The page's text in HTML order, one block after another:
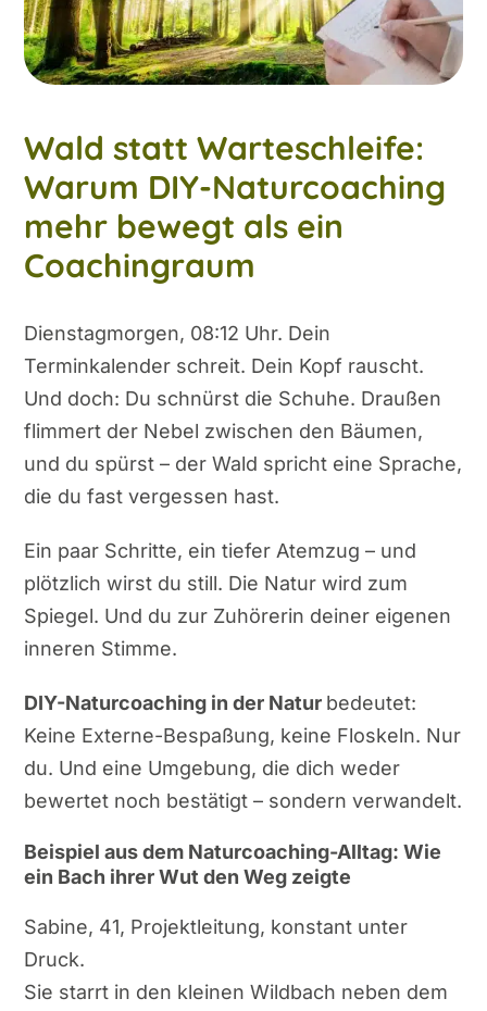
Wald statt Warteschleife:
Warum DIY-Naturcoaching
mehr bewegt als ein
Coachingraum
Dienstagmorgen, 08:12 Uhr. Dein
Terminkalender schreit. Dein Kopf rauscht.
Und doch: Du schnürst die Schuhe. Draußen
flimmert der Nebel zwischen den Bäumen,
und du spürst – der Wald spricht eine Sprache,
die du fast vergessen hast.
Ein paar Schritte, ein tiefer Atemzug – und
plötzlich wirst du still. Die Natur wird zum
Spiegel. Und du zur Zuhörerin deiner eigenen
inneren Stimme.
DIY-Naturcoaching in der Natur bedeutet:
Keine Externe-Bespaßung, keine Floskeln. Nur
du. Und eine Umgebung, die dich weder
bewertet noch bestätigt – sondern verwandelt.
Beispiel aus dem Naturcoaching-Alltag: Wie
ein Bach ihrer Wut den Weg zeigte
Sabine, 41, Projektleitung, konstant unter
Druck.
Sie starrt in den kleinen Wildbach neben dem